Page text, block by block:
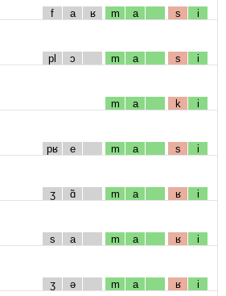
f a ʁ m a s i
pl ɔ m a s i
m a k i
pʁ e m a s i
ʒ ɑ̃ m a ʁ i
s a m a ʁ i
ʒ ə m a ʁ i